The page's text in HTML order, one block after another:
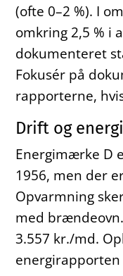
(ofte 0–2 %). I
omkring 2,5 % i
dokumenteret
Fokusér på
rapporterne,
Drift og energi
Energimærke D
1956, men der
Opvarmning
med
3.557 kr./md.